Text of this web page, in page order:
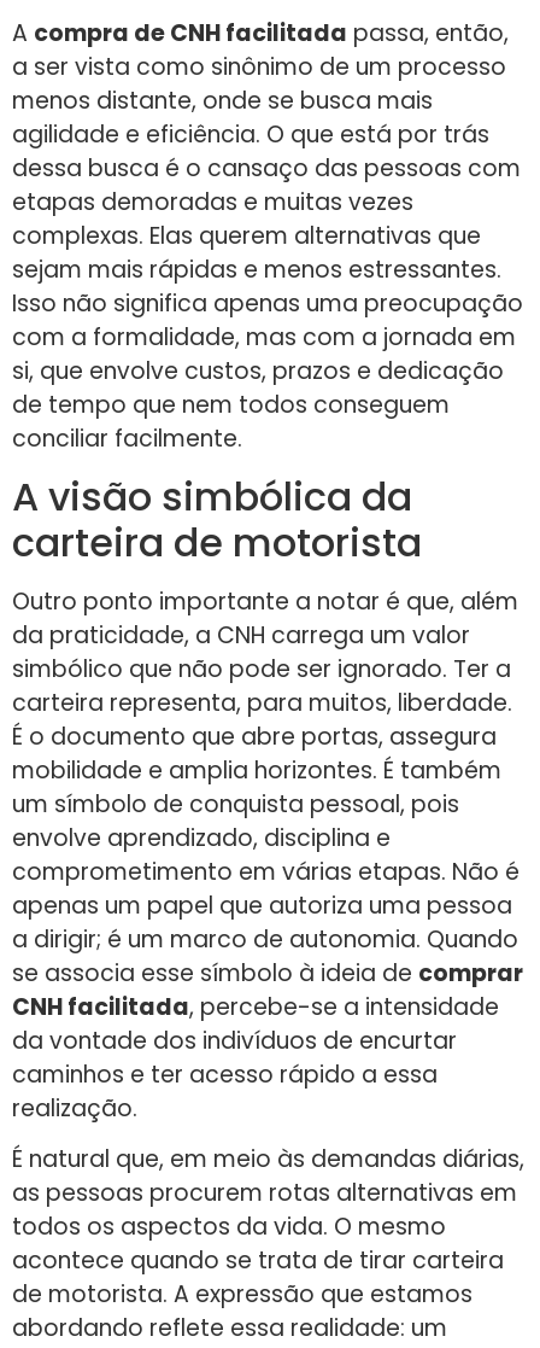
A compra de CNH facilitada passa, então,
a ser vista como sinônimo de um processo
menos distante, onde se busca mais
agilidade e eficiência. O que está por trás
dessa busca é o cansaço das pessoas com
etapas demoradas e muitas vezes
complexas. Elas querem alternativas que
sejam mais rápidas e menos estressantes.
Isso não significa apenas uma preocupação
com a formalidade, mas com a jornada em
si, que envolve custos, prazos e dedicação
de tempo que nem todos conseguem
conciliar facilmente.
A visão simbólica da
carteira de motorista
Outro ponto importante a notar é que, além
da praticidade, a CNH carrega um valor
simbólico que não pode ser ignorado. Ter a
carteira representa, para muitos, liberdade.
É o documento que abre portas, assegura
mobilidade e amplia horizontes. É também
um símbolo de conquista pessoal, pois
envolve aprendizado, disciplina e
comprometimento em várias etapas. Não é
apenas um papel que autoriza uma pessoa
a dirigir; é um marco de autonomia. Quando
se associa esse símbolo à ideia de comprar
CNH facilitada, percebe-se a intensidade
da vontade dos indivíduos de encurtar
caminhos e ter acesso rápido a essa
realização.
É natural que, em meio às demandas diárias,
as pessoas procurem rotas alternativas em
todos os aspectos da vida. O mesmo
acontece quando se trata de tirar carteira
de motorista. A expressão que estamos
abordando reflete essa realidade: um